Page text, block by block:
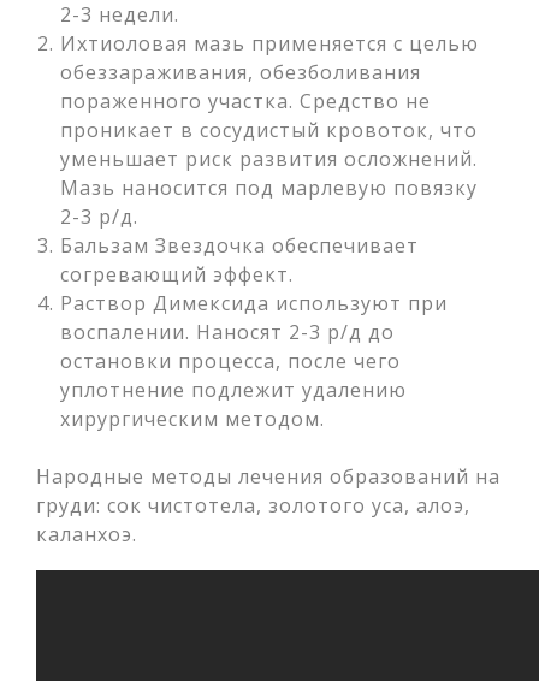
2-3 недели.
Ихтиоловая мазь применяется с целью
обеззараживания, обезболивания
пораженного участка. Средство не
проникает в сосудистый кровоток, что
уменьшает риск развития осложнений.
Мазь наносится под марлевую повязку
2-3 р/д.
Бальзам Звездочка обеспечивает
согревающий эффект.
Раствор Димексида используют при
воспалении. Наносят 2-3 р/д до
остановки процесса, после чего
уплотнение подлежит удалению
хирургическим методом.
Народные методы лечения образований на
груди: сок чистотела, золотого уса, алоэ,
каланхоэ.